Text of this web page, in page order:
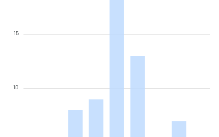
15
10